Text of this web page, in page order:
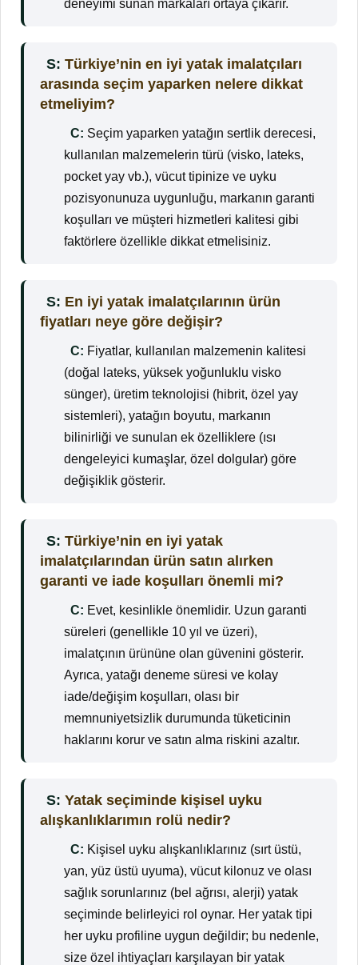
deneyimi sunan markaları ortaya çıkarır.
S: Türkiye’nin en iyi yatak imalatçıları
arasında seçim yaparken nelere dikkat
etmeliyim?
C: Seçim yaparken yatağın sertlik derecesi,
kullanılan malzemelerin türü (visko, lateks,
pocket yay vb.), vücut tipinize ve uyku
pozisyonunuza uygunluğu, markanın garanti
koşulları ve müşteri hizmetleri kalitesi gibi
faktörlere özellikle dikkat etmelisiniz.
S: En iyi yatak imalatçılarının ürün
fiyatları neye göre değişir?
C: Fiyatlar, kullanılan malzemenin kalitesi
(doğal lateks, yüksek yoğunluklu visko
sünger), üretim teknolojisi (hibrit, özel yay
sistemleri), yatağın boyutu, markanın
bilinirliği ve sunulan ek özelliklere (ısı
dengeleyici kumaşlar, özel dolgular) göre
değişiklik gösterir.
S: Türkiye’nin en iyi yatak
imalatçılarından ürün satın alırken
garanti ve iade koşulları önemli mi?
C: Evet, kesinlikle önemlidir. Uzun garanti
süreleri (genellikle 10 yıl ve üzeri),
imalatçının ürününe olan güvenini gösterir.
Ayrıca, yatağı deneme süresi ve kolay
iade/değişim koşulları, olası bir
memnuniyetsizlik durumunda tüketicinin
haklarını korur ve satın alma riskini azaltır.
S: Yatak seçiminde kişisel uyku
alışkanlıklarımın rolü nedir?
C: Kişisel uyku alışkanlıklarınız (sırt üstü,
yan, yüz üstü uyuma), vücut kilonuz ve olası
sağlık sorunlarınız (bel ağrısı, alerji) yatak
seçiminde belirleyici rol oynar. Her yatak tipi
her uyku profiline uygun değildir; bu nedenle,
size özel ihtiyaçları karşılayan bir yatak